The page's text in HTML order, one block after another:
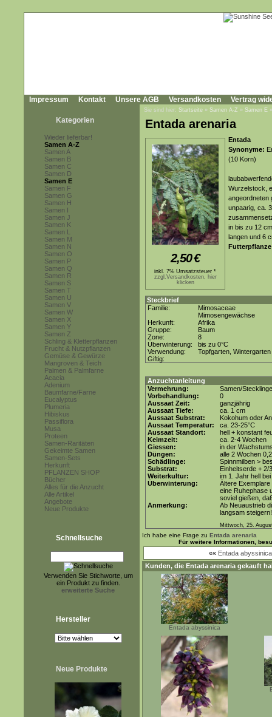
Impressum Kontakt Unsere AGB Versandkosten Vertrag
Kategorien
Wieder lieferbar!
Samen A-Z
Samen A
Samen B
Samen C
Samen D
Samen E
Samen F
Samen G
Samen H
Samen I
Samen J
Samen K
Samen L
Samen M
Samen N
Samen O
Samen P
Samen Q
Samen R
Samen S
Samen T
Samen U
Samen V
Samen W
Samen X
Samen Y
Samen Z
Schling & Kletterpflanzen
Frucht & Nutzpflanzen
Gemüse & Gewürze
Mangroven & Teich
Palmen & Palmfarne
Acacia
Adenium
Baumfarne/Farne
Eucalyptus
Plumeria
Hibiskus
Passiflora
Musa
Proteen
Samen-Raritäten
Gekeimte Samen
Samen-Sets
Herkunft
PFLANZEN SHOP
Bücher
Alles für die Anzucht
Alle Artikel
Angebote
Neue Produkte
Schnellsuche
Verwenden Sie Stichworte, um
ein Produkt zu finden.
erweiterte Suche
Hersteller
Neue Produkte
Sie sind hier: Startseite » Samen A-Z » Samen E
Entada arenaria
2,50€
inkl. 7% Umsatzsteuer *
zzgl.Versandkosten, hier
klicken
Entada
Synonyme:
(10 Korn)
Wurzelstock,
angeordneten
unpaarig, ca.
in bis zu 12
langen und 6
Steckbrief
Familie:
Mimosaceae
Mimosengewächse
Herkunft:
Afrika
Gruppe:
Baum
Zone:
8
Überwinterung:
bis zu 0°C
Verwendung:
Topfgarten, Wintergarten
Giftig:
Anzuchtanleitung
Vermehrung:
Samen/Stecklinge
Vorbehandlung:
0
Aussaat Zeit:
ganzjährig
Aussaat Tiefe:
ca. 1 cm
Aussaat Substrat:
Kokohum oder
Aussaat Temperatur:
ca. 23-25°C
Aussaat Standort:
hell + konstant
Keimzeit:
ca. 2-4 Wochen
Giessen:
in der
Düngen:
alle 2 Wochen
Schädlinge:
Spinnmilben >
Substrat:
Einheitserde + 2/
Weiterkultur:
im 1. Jahr hell
Überwinterung:
Ältere
eine Ruhephase
soviel gießen,
Anmerkung:
Ab Neuaustrieb
langsam steigern!
Mittwoch, 25.
Ich habe eine Frage zu Entada arenaria
Für weitere Informationen,
«« Entada abyssinica
Kunden, die Entada arenaria gekauft
Entada abyssinica